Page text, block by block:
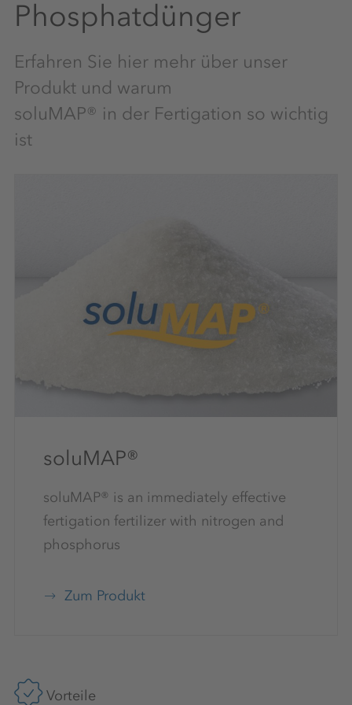
Phosphatdünger
Erfahren Sie hier mehr über unser
Produkt und warum
soluMAP® in der Fertigation so wichtig
ist
soluMAP®
soluMAP® is an immediately effective
fertigation fertilizer with nitrogen and
phosphorus
Zum Produkt
Vorteile